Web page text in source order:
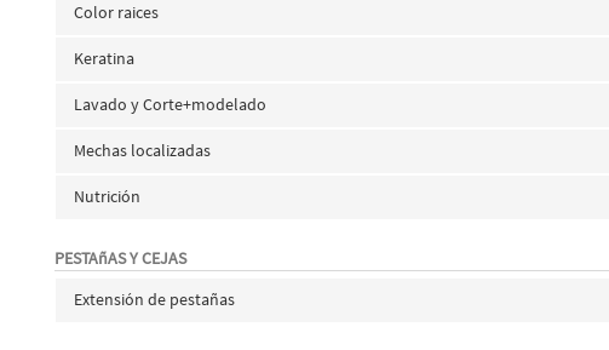
Color raices
Keratina
Lavado y Corte+modelado
Mechas localizadas
Nutrición
PESTAñAS Y CEJAS
Extensión de pestañas